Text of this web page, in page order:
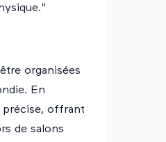
organisées
En
précise, offrant
de salons